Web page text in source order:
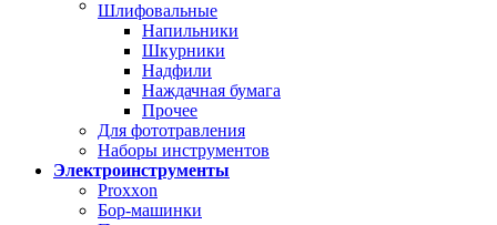
Шлифовальные
Напильники
Шкурники
Надфили
Наждачная бумага
Прочее
Для фототравления
Наборы инструментов
Электроинструменты
Proxxon
Бор-машинки